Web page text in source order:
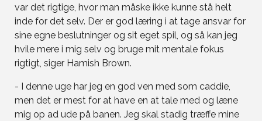
var det rigtige, hvor man måske ikke kunne stå helt
inde for det selv. Der er god læring i at tage ansvar for
sine egne beslutninger og sit eget spil, og så kan jeg
hvile mere i mig selv og bruge mit mentale fokus
rigtigt, siger Hamish Brown.
- I denne uge har jeg en god ven med som caddie,
men det er mest for at have en at tale med og læne
mig op ad ude på banen. Jeg skal stadig træffe mine